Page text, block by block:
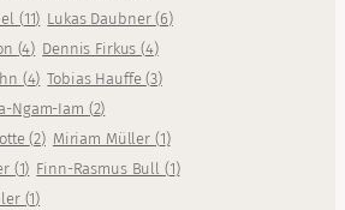
(11) Lukas Daubner(6)
(4) Dennis Firkus(4)
(4) Tobias Hauffe(3)
Ngam-Iam (2)
(2) Miriam Müller (1)
(1) Finn-Rasmus Bull (1)
(1)